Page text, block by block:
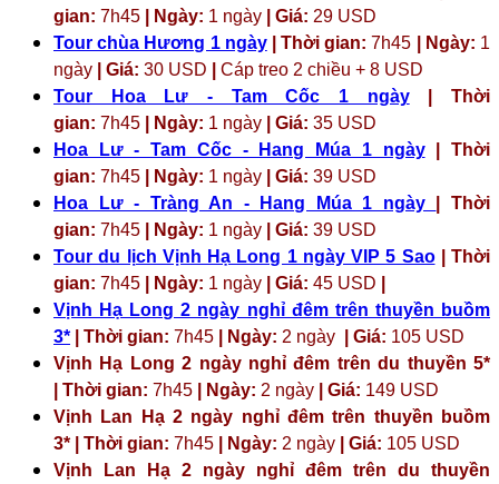
gian: 7h45 | Ngày: 1 ngày | Giá: 29 USD
Tour chùa Hương 1 ngày| Thời gian: 7h45 | Ngày: 1
ngày | Giá: 30 USD
Cáp treo 2 chiều + 8 USD
Tour Hoa Lư - Tam Cốc 1 ngày| Thời
gian: 7h45 | Ngày: 1 ngày | Giá: 35 USD
Hoa Lư - Tam Cốc - Hang Múa 1 ngày| Thời
gian: 7h45 | Ngày: 1 ngày | Giá: 39 USD
Hoa Lư - Tràng An - Hang Múa 1 ngày
| Thời
gian: 7h45 | Ngày: 1 ngày | Giá: 39 USD
Tour du lịch Vịnh Hạ Long 1 ngày VIP 5 Sao| Thời
gian: 7h45 | Ngày: 1 ngày | Giá: 45 USD
Vịnh Hạ Long 2 ngày nghỉ đêm trên thuyền buồm
3* | Thời gian: 7h45 | Ngày: 2 ngày | Giá: 105 USD
Vịnh Hạ Long 2 ngày nghỉ đêm trên du thuyền 5*
| Thời gian: 7h45 | Ngày: 2 ngày | Giá: 149 USD
Vịnh Lan Hạ 2 ngày nghỉ đêm trên thuyền buồm
3* | Thời gian: 7h45 | Ngày: 2 ngày | Giá: 105 USD
Vịnh Lan Hạ 2 ngày nghỉ đêm trên du thuyền